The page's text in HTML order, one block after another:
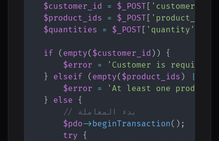
$customer_id = $_POST 'customer_id'
$product_ids = $_POST 'product_id'
$quantities = $_POST 'quantity'
if ( empty( $customer_id ) )
{
$error =
'Customer is required.'
}
elseif ( empty( $product_ids )
$error =
'At least one product
}
else
{
// بدء المعاملة
$pdo->beginTransaction( ) ;
try
{